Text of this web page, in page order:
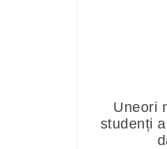
Uneori
studenți